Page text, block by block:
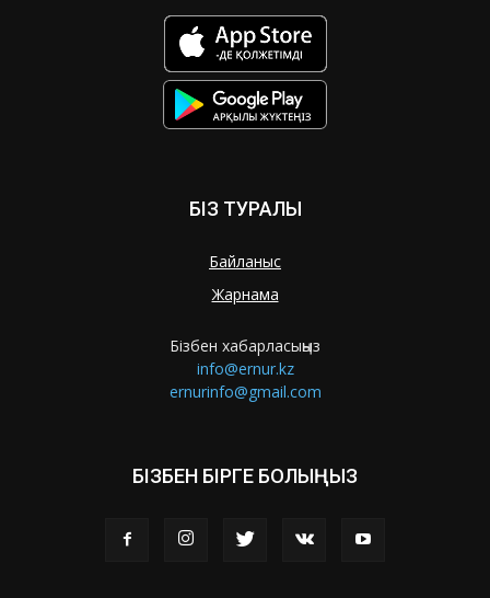
БІЗ ТУРАЛЫ
Байланыс
Жарнама
Бізбен хабарласыңыз
info@ernur.kz
ernurinfo@gmail.com
БІЗБЕН БІРГЕ БОЛЫҢЫЗ